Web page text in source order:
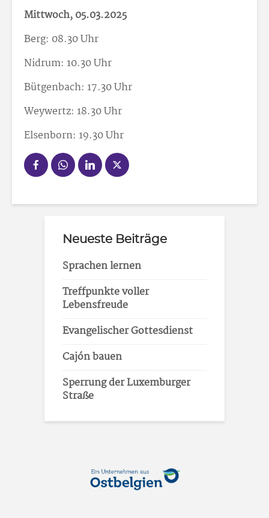
Mittwoch, 05.03.2025
Berg: 08.30 Uhr
Nidrum: 10.30 Uhr
Bütgenbach: 17.30 Uhr
Weywertz: 18.30 Uhr
Elsenborn: 19.30 Uhr
Neueste Beiträge
Sprachen lernen
Treffpunkte voller
Lebensfreude
Evangelischer Gottesdienst
Cajón bauen
Sperrung der Luxemburger
Straße